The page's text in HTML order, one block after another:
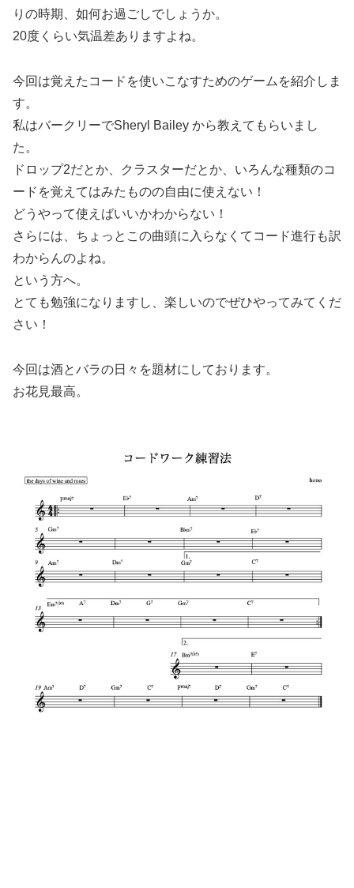
りの時期、如何お過ごしでしょうか。
20度くらい気温差ありますよね。
今回は覚えたコードを使いこなすためのゲームを紹介しま
す。
私はバークリーでSheryl Bailey から教えてもらいまし
た。
ドロップ2だとか、クラスターだとか、いろんな種類のコ
ードを覚えてはみたものの自由に使えない！
どうやって使えばいいかわからない！
さらには、ちょっとこの曲頭に入らなくてコード進行も訳
わからんのよね。
という方へ。
とても勉強になりますし、楽しいのでぜひやってみてくだ
さい！
今回は酒とバラの日々を題材にしております。
お花見最高。